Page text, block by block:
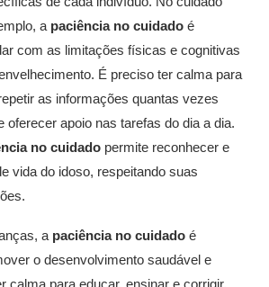
a paciência no cuidado é
com as limitações físicas e cognitivas
É preciso ter calma para
as informações quantas vezes
oferecer apoio nas tarefas do dia a dia.
no cuidado permite reconhecer e
vida do idoso, respeitando suas
a paciência no cuidado é
o desenvolvimento saudável e